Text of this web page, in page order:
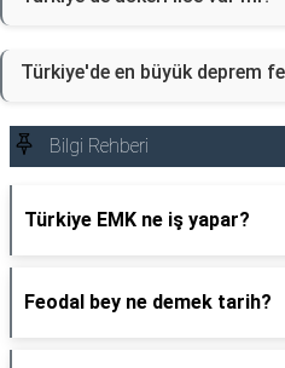
Türkiye'de en büyük deprem
Bilgi Rehberi
Türkiye EMK ne iş yapar?
Feodal bey ne demek tarih?